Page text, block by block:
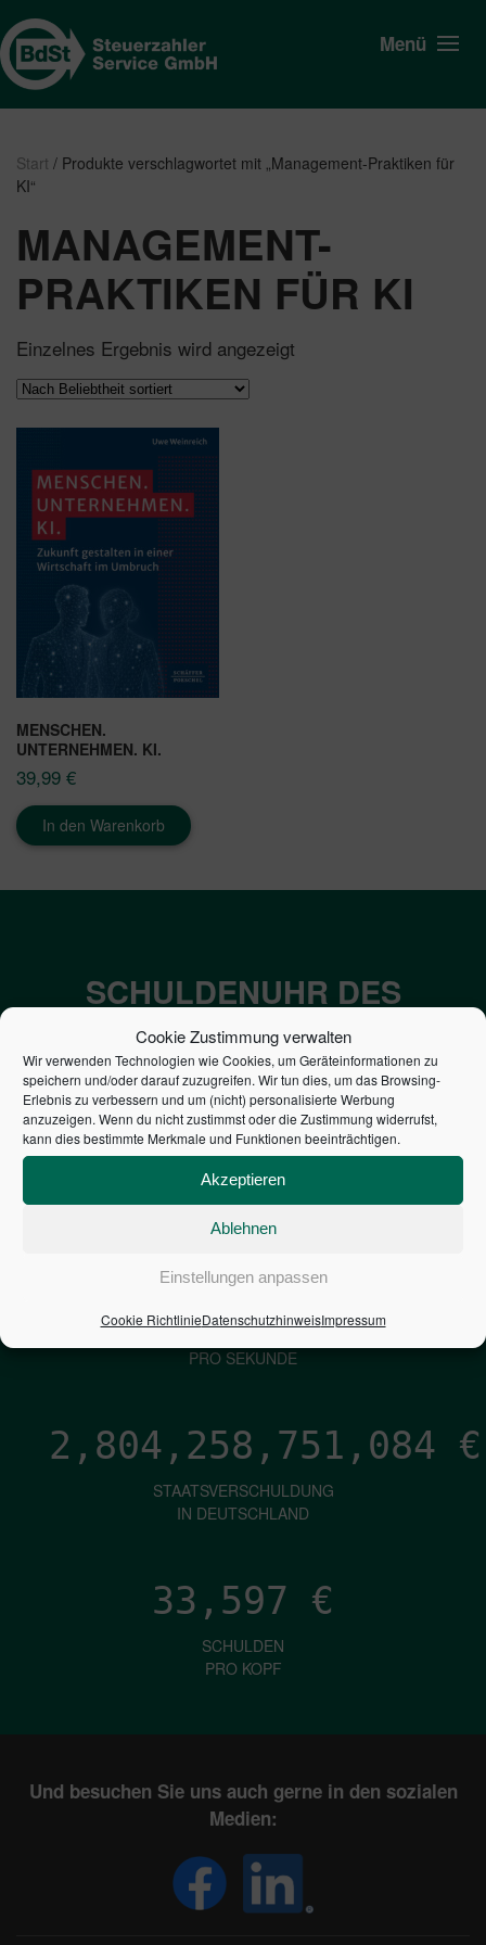
Cookie Zustimmung verwalten
Wir verwenden Technologien wie Cookies, um Geräteinformationen zu
speichern und/oder darauf zuzugreifen. Wir tun dies, um das Browsing-
Erlebnis zu verbessern und um (nicht) personalisierte Werbung
anzuzeigen. Wenn du nicht zustimmst oder die Zustimmung widerrufst,
kann dies bestimmte Merkmale und Funktionen beeinträchtigen.
Akzeptieren
Ablehnen
Einstellungen anpassen
Cookie RichtlinieDatenschutzhinweisImpressum
Menü
Start / Produkte verschlagwortet mit „Management-Praktiken für
KI“
MANAGEMENT-
PRAKTIKEN FÜR KI
Einzelnes Ergebnis wird angezeigt
MENSCHEN.
UNTERNEHMEN. KI.
39,99 €
In den Warenkorb
SCHULDENUHR DES
BUNDES DER
STEUERZAHLER
7,052€
NEUVERSCHULDUNG
PRO SEKUNDE
1,601€
ZINSEN
PRO SEKUNDE
2,804,258,751,930 €
STAATSVERSCHULDUNG
IN DEUTSCHLAND
33,597 €
SCHULDEN
PRO KOPF
Und besuchen Sie uns auch gerne in den sozialen
Medien: